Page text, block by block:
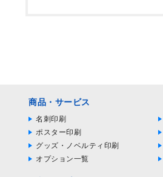
商品・サービス
名刺印刷
ポスター印刷
グッズ・ノベルティ印刷
オプション一覧